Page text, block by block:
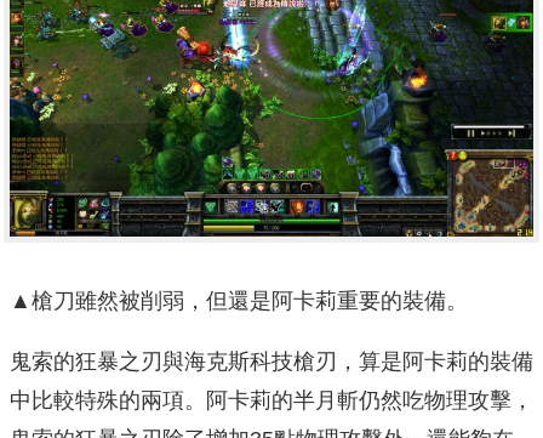
▲槍刀雖然被削弱，但還是阿卡莉重要的裝備。
鬼索的狂暴之刃與海克斯科技槍刃，算是阿卡莉的裝備
中比較特殊的兩項。阿卡莉的半月斬仍然吃物理攻擊，